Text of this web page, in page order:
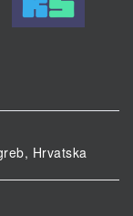
Hrvatska